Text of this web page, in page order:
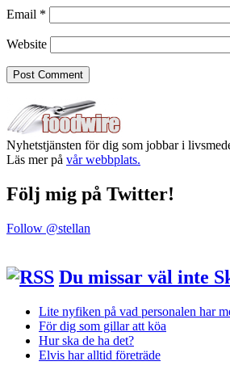
Email *
Website
Nyhetstjänsten för dig som jobbar i
Läs mer på vår webbplats.
Följ mig på Twitter!
Follow @stellan
Du missar väl inte
Lite nyfiken på vad personalen har
För dig som gillar att köa
Hur ska de ha det?
Elvis har alltid företräde